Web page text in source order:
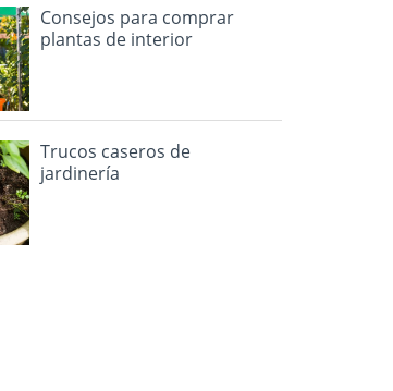
Consejos para comprar
plantas de interior
Trucos caseros de
jardinería